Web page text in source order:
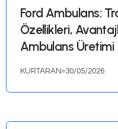
Mercedes
Ambulans
Standartları